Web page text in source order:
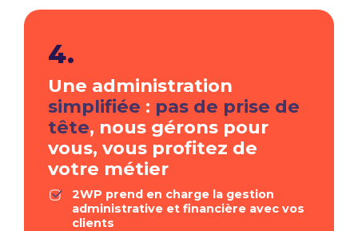
4.
Une administration
simplifiée : pas de prise de
tête, nous gérons pour
vous, vous profitez de
votre métier
2WP prend en charge la gestion
administrative et financière avec vos
clients